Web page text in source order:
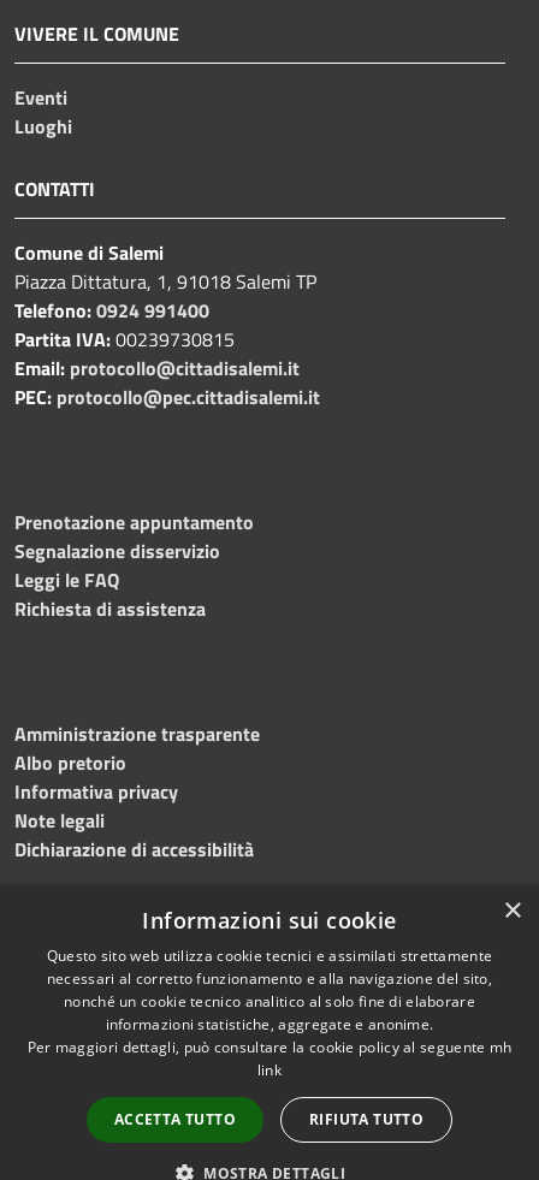
VIVERE IL COMUNE
Eventi
Luoghi
CONTATTI
Comune di Salemi
Piazza Dittatura, 1, 91018 Salemi TP
Telefono:0924 991400
Partita IVA:00239730815
Email: protocollo@cittadisalemi.it
PEC: protocollo@pec.cittadisalemi.it
Prenotazione appuntamento
Segnalazione disservizio
Leggi le FAQ
Richiesta di assistenza
Amministrazione trasparente
Albo pretorio
Informativa privacy
Note legali
Dichiarazione di accessibilità
Accessibilità
Mappa del sito
Copyright © 2026 • Comune di
Salemi • Powered by
redazione
×
Informazioni sui cookie
Questo sito web utilizza cookie tecnici e assimilati strettamente
necessari al corretto funzionamento e alla navigazione del sito,
nonché un cookie tecnico analitico al solo fine di elaborare
informazioni statistiche, aggregate e anonime.
Per maggiori dettagli, può consultare la cookie policy al seguente mh
link
ACCETTA TUTTO RIFIUTA TUTTO
MOSTRA DETTAGLI